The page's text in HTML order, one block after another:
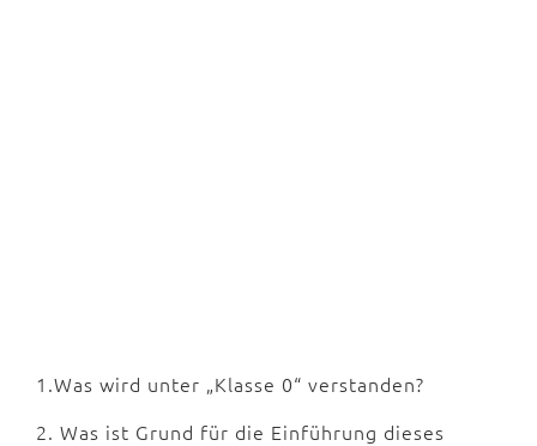
1.Was wird unter „Klasse 0“ verstanden?
2. Was ist Grund für die Einführung dieses